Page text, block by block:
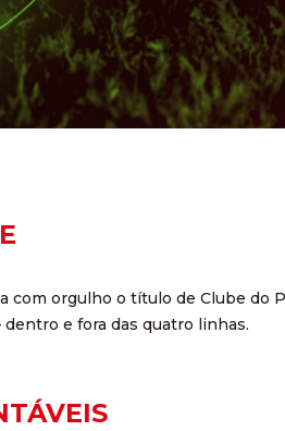
com orgulho o título de Clube do
e fora das quatro linhas.